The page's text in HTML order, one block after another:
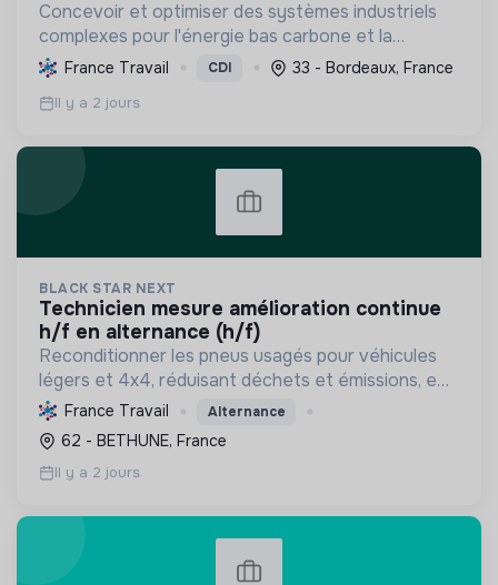
Concevoir et optimiser des systèmes industriels
complexes pour l'énergie bas carbone et la
mobilité durable, en s'appuyant sur l'innovation et
une démarche RSE.
France Travail CDI 33 - Bordeaux, France
Il y a 2 jours
BLACK STAR NEXT
technicien mesure amélioration continue
h/f en alternance (h/f)
Reconditionner les pneus usagés pour véhicules
légers et 4x4, réduisant déchets et émissions, en
promouvant l'économie circulaire et la
souveraineté industrielle française, tout en créant
des emplois ...
France Travail Alternance
62 - BETHUNE, France
Il y a 2 jours